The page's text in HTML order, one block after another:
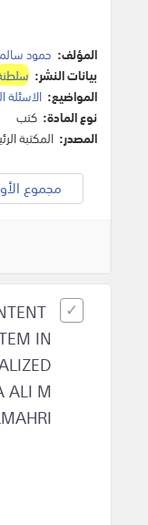
المؤلف: حمود
بيانات النشر:
المواضيع:
نوع المادة: كتب
المصدر: المكتبة
مجموع
IN
ALI M